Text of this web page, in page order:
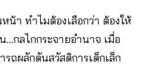
น้า ทำไมต้องเลือกว่า ต้องให้
…กลไกกระจายอำนาจ เมื่อ
ถผลักดันสวัสดิการเด็กเล็ก